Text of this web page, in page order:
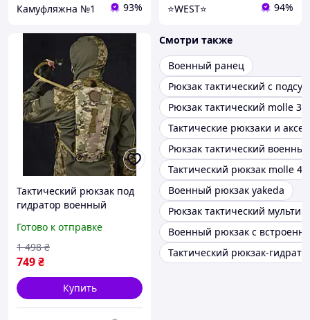
Камуфляжна №1 93% ⭐️WEST⭐️ 94%
Тактический рюкзак под
гидратор военный
спину, Качественная
питьевая система для зсу
Готово к отправке
749₴
1 498 ₴
Купить
Смотри также
Военный ранец
Рюкзак тактический с
Рюкзак тактический molle
Тактические рюкзаки и
Рюкзак тактический
Тактический рюкзак molle 45
Военный рюкзак yakeda
Рюкзак тактический
Военный рюкзак с
Тактический рюкзак-